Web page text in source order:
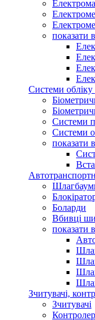
показати
Системи обліку
Системи
Системи
показати
Боларди
Вбивці
показати
Зчитувачі,
Зчитувачі